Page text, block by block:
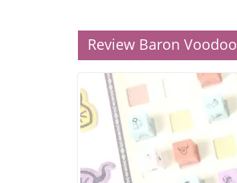
Review Baron Voodoo